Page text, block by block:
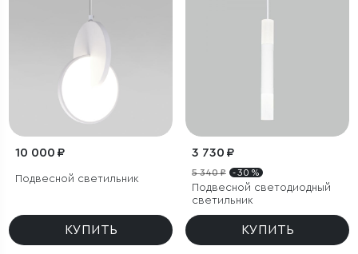
10 000 ₽
Подвесной светильник
КУПИТЬ
3 730 ₽
5 340 ₽ - 30 %
Подвесной светодиодный
светильник
КУПИТЬ